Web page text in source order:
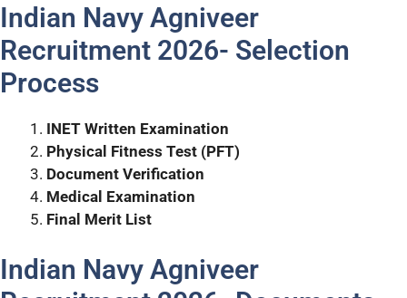
Indian Navy Agniveer
Recruitment 2026- Selection
Process
INET Written Examination
Physical Fitness Test (PFT)
Document Verification
Medical Examination
Final Merit List
Indian Navy Agniveer